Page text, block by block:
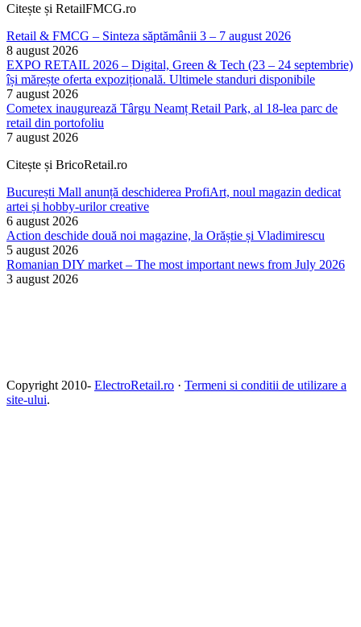
Citește și RetailFMCG.ro
Retail & FMCG – Sinteza săptămânii 3 – 7 august 2026
8 august 2026
EXPO RETAIL 2026 – Digital, Green & Tech (23 – 24 septembrie)
își mărește oferta expozițională. Ultimele standuri disponibile
7 august 2026
Cometex inaugurează Târgu Neamț Retail Park, al 18-lea parc de
retail din portofoliu
7 august 2026
Citește și BricoRetail.ro
București Mall anunță deschiderea ProfiArt, noul magazin dedicat
artei și hobby-urilor creative
6 august 2026
Action deschide două noi magazine, la Orăștie și Vladimirescu
5 august 2026
Romanian DIY market – The most important news from July 2026
3 august 2026
Copyright 2010- ElectroRetail.ro · Termeni si conditii de utilizare a
site-ului.